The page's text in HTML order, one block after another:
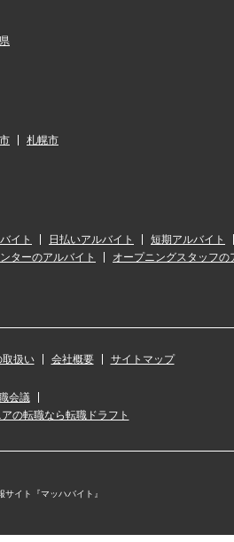
札幌市
イト 日払いアルバイト
短期アルバイト
ターのアルバイト
オープニングスタッフの
扱い 会社概要 サイトマップ
会議
の転職なら転職ドラフト
イト『マッハバイト』